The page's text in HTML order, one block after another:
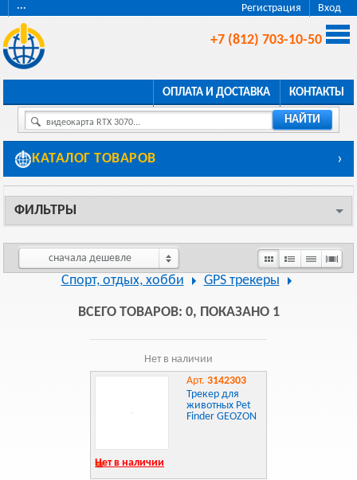
Регистрация Вход
···
+7 (812) 703-10-50
ОПЛАТА И ДОСТАВКА КОНТАКТЫ
видеокарта RTX 3070... НАЙТИ
КАТАЛОГ ТОВАРОВ ›
ФИЛЬТРЫ
сначала дешевле
Спорт, отдых, хобби GPS трекеры
ВСЕГО ТОВАРОВ: 0, ПОКАЗАНО 1
Нет в наличии
Арт. 3142303
Трекер для
животных Pet
Finder GEOZON
Нет в наличии